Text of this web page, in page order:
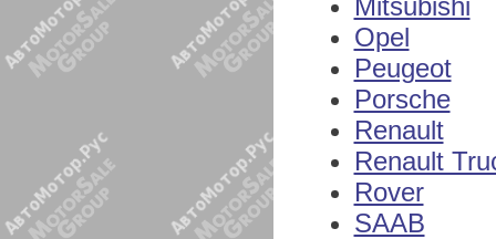
Mitsubishi
Opel
Peugeot
Porsche
Renault
Renault
Rover
SAAB